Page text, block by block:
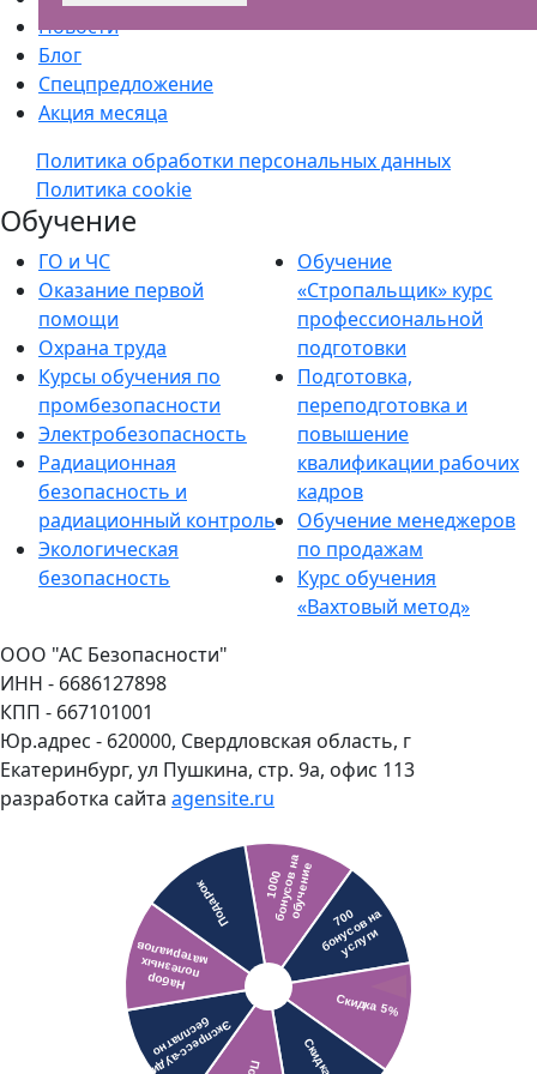
Новости
Блог
Спецпредложение
Акция месяца
Политика обработки персональных данных
Политика cookie
Обучение
ГО и ЧС
Оказание первой
помощи
Охрана труда
Курсы обучения по
промбезопасности
Электробезопасность
Радиационная
безопасность и
радиационный контроль
Экологическая
безопасность
Обучение
«Стропальщик» курс
профессиональной
подготовки
Подготовка,
переподготовка и
повышение
квалификации рабочих
кадров
Обучение менеджеров
по продажам
Курс обучения
«Вахтовый метод»
ООО "АС Безопасности"
ИНН - 6686127898
КПП - 667101001
Юр.адрес - 620000, Свердловская область, г
Екатеринбург, ул Пушкина, стр. 9а, офис 113
разработка сайта agensite.ru